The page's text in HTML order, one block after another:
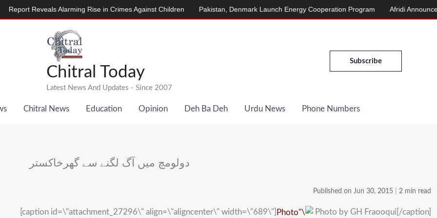
Chitral Today
Latest News And Updates - Since 2007
Subscribe
Chitral News Education Opinion Deh Ba Deh Urdu News Phone Numbers
دولومچ میں آگ لگنے سے گھرخاکستر
Published on Jun 30, 2015 2 min read
[caption id=\"attachment_27296\" align=\"aligncenter\" width=\"689\"] Photo by GH Fraooqui[/caption]
Reveals Alarming Rise in Crimes Against Children Pakistan, Denmark Launch Energy Cooperation Program Afridi Announces